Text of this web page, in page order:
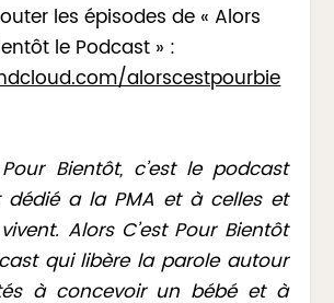
les épisodes de « Alors
le Podcast » :
alorscestpourbie
Bientôt, c’est le podcast
dédié a la PMA et à celles et
Alors C’est Pour Bientôt
qui libère la parole autour
à concevoir un bébé et à